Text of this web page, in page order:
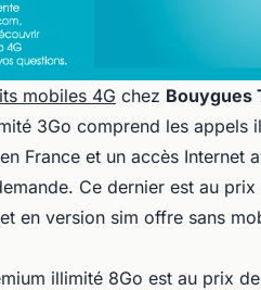
mobiles 4G chez Bouygues
3Go comprend les appels
France et un accès Internet
Ce dernier est au
en version sim offre sans
illimité 8Go est au prix